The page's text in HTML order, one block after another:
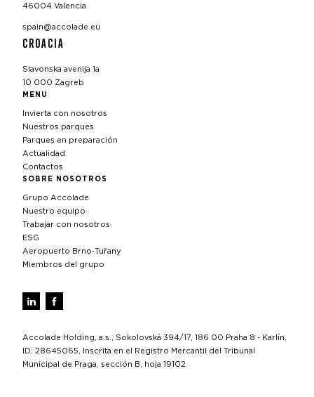
46004 Valencia
spain@accolade.eu
CROACIA
Slavonska avenija 1a
10 000 Zagreb
MENU
Invierta con nosotros
Nuestros parques
Parques en preparación
Actualidad
Contactos
SOBRE NOSOTROS
Grupo Accolade
Nuestro equipo
Trabajar con nosotros
ESG
Aeropuerto Brno‑Tuřany
Miembros del grupo
Accolade Holding, a.s., Sokolovská 394/17, 186 00 Praha 8 - Karlín,
ID: 28645065, Inscrita en el Registro Mercantil del Tribunal
Municipal de Praga, sección B, hoja 19102.